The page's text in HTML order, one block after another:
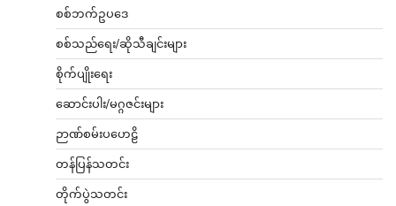
စစ်ဘက်ဥပဒေ
စစ်သည်ရေး/ဆိုသီချင်းများ
စိုက်ပျိုးရေး
ဆောင်းပါး/မဂ္ဂဇင်းများ
ဉာဏ်စမ်းပဟေဠိ
တန်ပြန်သတင်း
တိုက်ပွဲသတင်း